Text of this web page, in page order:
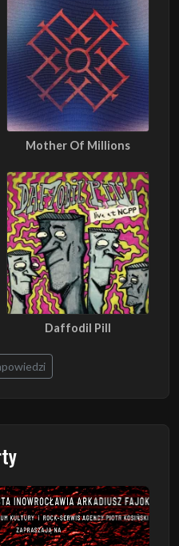
Mother Of Millions
Daffodil Pill